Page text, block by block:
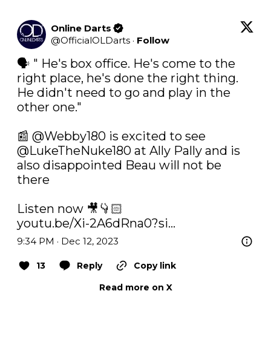
Online Darts
@OfficialOLDarts · Follow
🗣️ " He's box office. He's come to the
right place, he's done the right thing.
He didn't need to go and play in the
other one."
📰 @Webby180
@LukeTheNuke180 at Ally Pally and is
also disappointed Beau will not be
there
youtu.be/Xi-2A6dRna0?si…
9:34 PM · Dec 12, 2023
13 Reply
Copy link
Read more on X